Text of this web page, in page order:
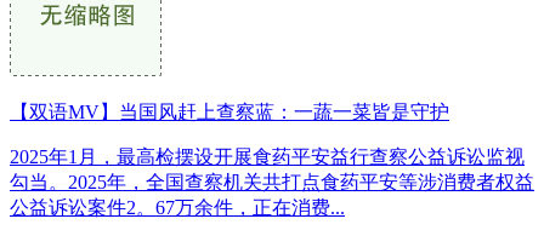
【双语MV】当国风赶上查察蓝：一蔬一菜皆是守护
2025年1月，最高检摆设开展食药平安益行查察公益诉讼监视
勾当。2025年，全国查察机关共打点食药平安等涉消费者权益
公益诉讼案件2。67万余件，正在消费...